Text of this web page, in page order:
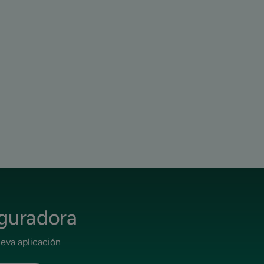
aplicación